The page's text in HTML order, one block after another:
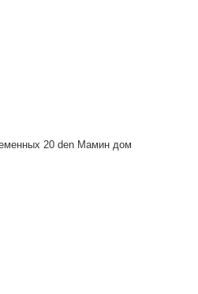
20 den Мамин дом